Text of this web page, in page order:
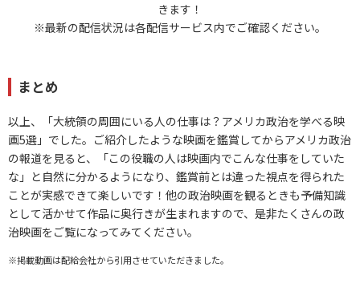
きます！
※最新の配信状況は各配信サービス内でご確認ください。
まとめ
以上、「大統領の周囲にいる人の仕事は？アメリカ政治を学べる映
画5選」でした。ご紹介したような映画を鑑賞してからアメリカ政治
の報道を見ると、「この役職の人は映画内でこんな仕事をしていた
な」と自然に分かるようになり、鑑賞前とは違った視点を得られた
ことが実感できて楽しいです！他の政治映画を観るときも予備知識
として活かせて作品に奥行きが生まれますので、是非たくさんの政
治映画をご覧になってみてください。
※掲載動画は配給会社から引用させていただきました。